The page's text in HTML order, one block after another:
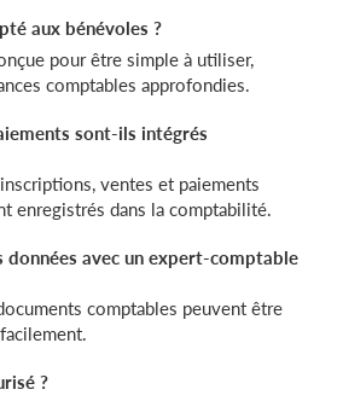
aux bénévoles ?
pour être simple à utiliser,
comptables approfondies.
sont-ils intégrés
ventes et paiements
enregistrés dans la comptabilité.
données avec un expert-comptable
comptables peuvent être
?